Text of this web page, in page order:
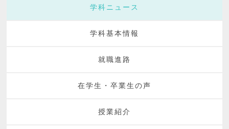
学科ニュース
学科基本情報
就職進路
在学生・卒業生の声
授業紹介